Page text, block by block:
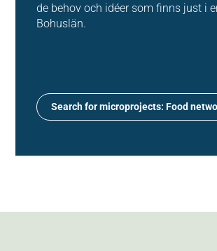
de behov och idéer som finns just i
Bohuslän.
Search for microprojects: Food